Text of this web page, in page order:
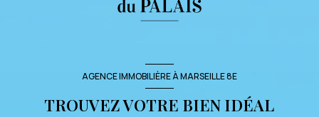
AGENCE IMMOBILIÈRE À MARSEILLE 8E
TROUVEZ VOTRE BIEN IDÉAL